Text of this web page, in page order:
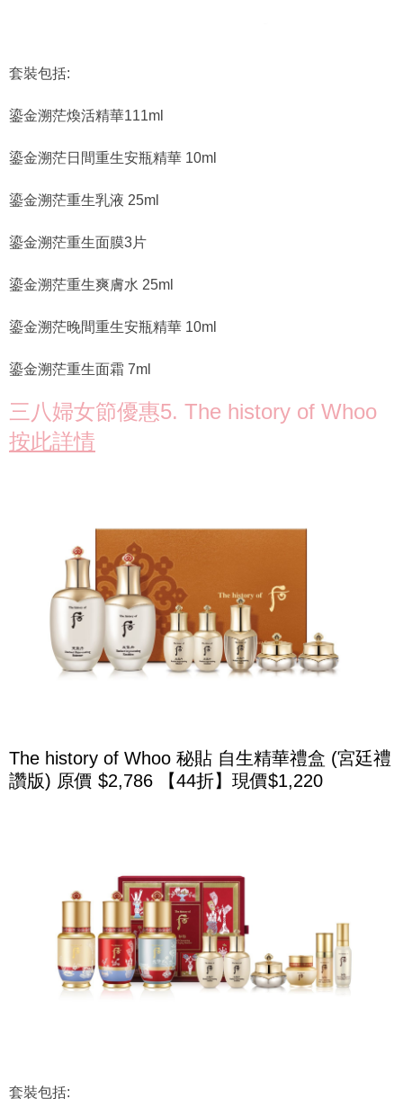
套裝包括:
鎏金溯茫煥活精華111ml
鎏金溯茫日間重生安瓶精華 10ml
鎏金溯茫重生乳液 25ml
鎏金溯茫重生面膜3片
鎏金溯茫重生爽膚水 25ml
鎏金溯茫晚間重生安瓶精華 10ml
鎏金溯茫重生面霜 7ml
三八婦女節優惠5. The history of Whoo
按此詳情
The history of Whoo 秘貼 自生精華禮盒 (宮廷禮
讚版) 原價 $2,786 【44折】現價$1,220
套裝包括: